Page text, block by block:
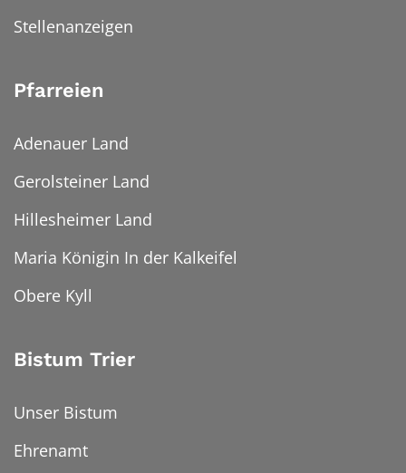
Stellenanzeigen
Pfarreien
Adenauer Land
Gerolsteiner Land
Hillesheimer Land
Maria Königin In der Kalkeifel
Obere Kyll
Bistum Trier
Unser Bistum
Ehrenamt